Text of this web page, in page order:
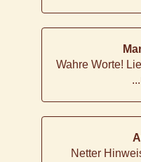
Wahre Worte!
...
Netter